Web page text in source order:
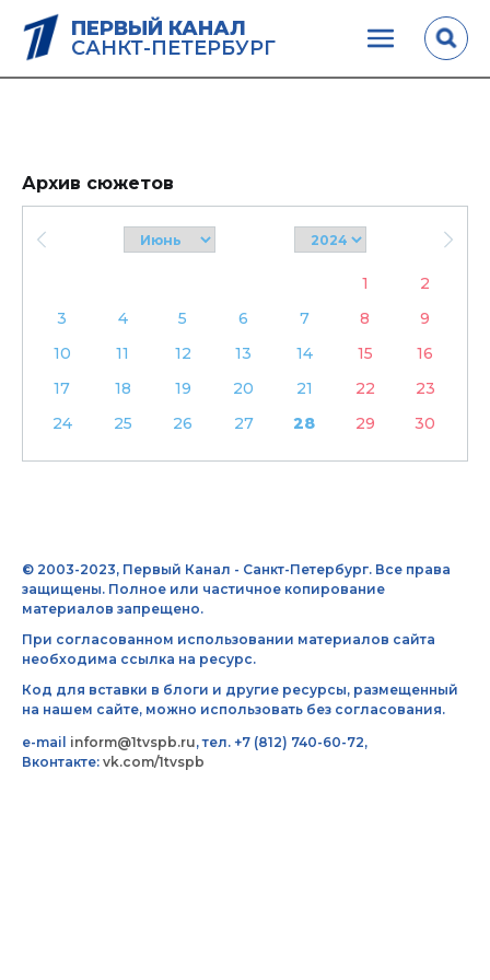
ПЕРВЫЙ КАНАЛ
САНКТ-ПЕТЕРБУРГ
Архив сюжетов
1
2
3
4 5 6 7 8
9
10
11 12 13 14 15
16
17
18 19 20 21 22
23
24
25 26 27 28 29 30
© 2003-2023, Первый Канал - Санкт-Петербург. Все права
защищены. Полное или частичное копирование
материалов запрещено.
При согласованном использовании материалов сайта
необходима ссылка на ресурс.
Код для вставки в блоги и другие ресурсы, размещенный
на нашем сайте, можно использовать без согласования.
e-mail inform@1tvspb.ru, тел. +7 (812) 740-60-72,
Вконтакте: vk.com/1tvspb